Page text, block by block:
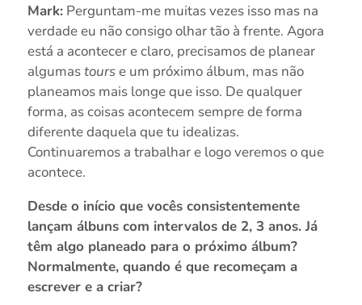
Mark:Perguntam-me muitas vezes isso mas na
verdade eu não consigo olhar tão à frente. Agora
está a acontecer e claro, precisamos de planear
algumastourse um próximo álbum, mas não
planeamos mais longe que isso. De qualquer
forma, as coisas acontecem sempre de forma
diferente daquela que tu idealizas.
Continuaremos a trabalhar e logo veremos o que
acontece.
Desde o início que vocês consistentemente
lançam álbuns com intervalos de 2, 3 anos. Já
têm algo planeado para o próximo álbum?
Normalmente, quando é que recomeçam a
escrever e a criar?